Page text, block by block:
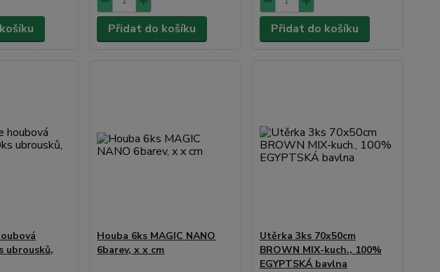
Přidat do košíku Přidat do košíku
ubrousků,
Houba 6ks MAGIC NANO
6barev, x x cm
Utěrka 3ks 70x50cm
BROWN MIX-kuch., 100%
EGYPTSKÁ bavlna